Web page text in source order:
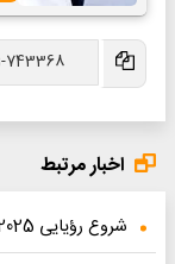
اخبار مرتبط
شروع رؤیایی 2025 برای آزمون-عزت مقابل النصر